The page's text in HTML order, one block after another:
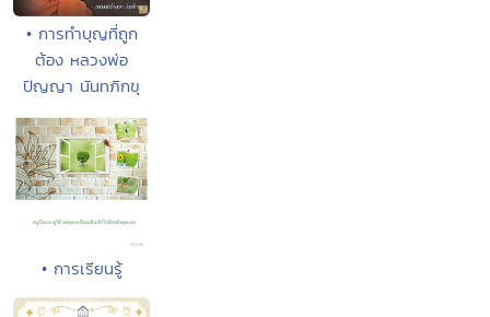
• การทำบุญที่ถูก
ต้อง หลวงพ่อ
ปัญญา นันทภิกขุ
• การเรียนรู้